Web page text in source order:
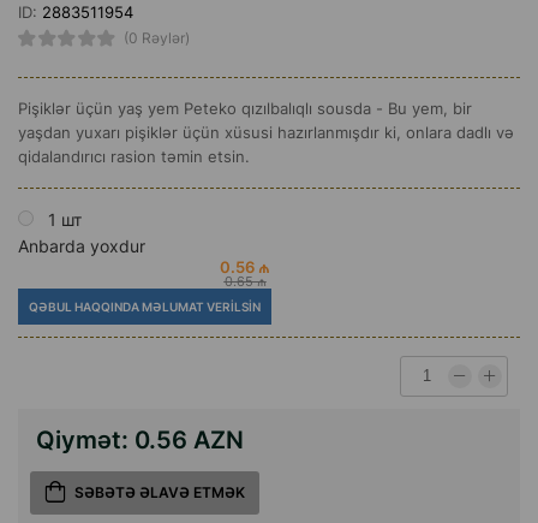
ID: 2883511954
(0 Rəylər)
Pişiklər üçün yaş yem Peteko qızılbalıqlı sousda - Bu yem, bir
yaşdan yuxarı pişiklər üçün xüsusi hazırlanmışdır ki, onlara dadlı və
qidalandırıcı rasion təmin etsin.
1 шт
Anbarda yoxdur
0.56 ₼
0.65 ₼
QƏBUL HAQQINDA MƏLUMAT VERILSIN
Qiymət: 0.56 AZN
SƏBƏTƏ ƏLAVƏ ETMƏK